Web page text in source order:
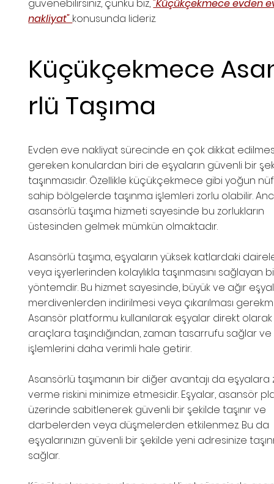
güvenebilirsiniz, çünkü biz,"Küçükçekmece evden
nakliyat" konusunda lideriz.
Küçükçekmece
rlü Taşıma
Evden eve nakliyat sürecinde en çok dikkat
gereken konulardan biri de eşyaların güvenli bir
taşınmasıdır. Özellikle küçükçekmece gibi yoğun
sahip bölgelerde taşınma işlemleri zorlu olabilir.
asansörlü taşıma hizmeti sayesinde bu zorlukların
üstesinden gelmek mümkün olmaktadır.
Asansörlü taşıma, eşyaların yüksek katlardaki
veya işyerlerinden kolaylıkla taşınmasını sağlayan
yöntemdir. Bu hizmet sayesinde, büyük ve ağır
merdivenlerden indirilmesi veya çıkarılması
Asansör platformu kullanılarak eşyalar direkt olarak
araçlara taşındığından, zaman tasarrufu sağlar ve
işlemlerini daha verimli hale getirir.
Asansörlü taşımanın bir diğer avantajı da eşyalara
verme riskini minimize etmesidir. Eşyalar, asansör
üzerinde sabitlenerek güvenli bir şekilde taşınır ve
darbelerden veya düşmelerden etkilenmez. Bu da
eşyalarınızın güvenli bir şekilde yeni adresinize
sağlar.